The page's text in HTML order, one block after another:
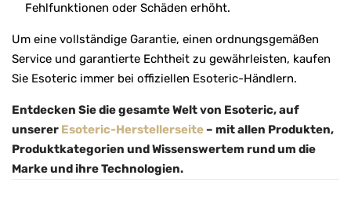
Fehlfunktionen oder Schäden erhöht.
Um eine vollständige Garantie, einen ordnungsgemäßen
Service und garantierte Echtheit zu gewährleisten, kaufen
Sie Esoteric immer bei offiziellen Esoteric-Händlern.
Entdecken Sie die gesamte Welt von Esoteric, auf
unserer Esoteric-Herstellerseite– mit allen Produkten,
Produktkategorien und Wissenswertem rund um die
Marke und ihre Technologien.